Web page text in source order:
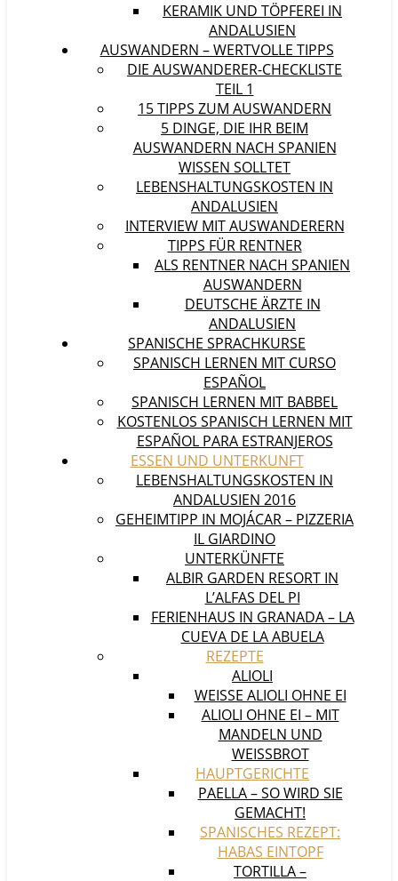
KERAMIK UND TÖPFEREI IN
ANDALUSIEN
AUSWANDERN – WERTVOLLE TIPPS
DIE AUSWANDERER-CHECKLISTE
TEIL 1
15 TIPPS ZUM AUSWANDERN
5 DINGE, DIE IHR BEIM
AUSWANDERN NACH SPANIEN
WISSEN SOLLTET
LEBENSHALTUNGSKOSTEN IN
ANDALUSIEN
INTERVIEW MIT AUSWANDERERN
TIPPS FÜR RENTNER
ALS RENTNER NACH SPANIEN
AUSWANDERN
DEUTSCHE ÄRZTE IN
ANDALUSIEN
SPANISCHE SPRACHKURSE
SPANISCH LERNEN MIT CURSO
ESPAÑOL
SPANISCH LERNEN MIT BABBEL
KOSTENLOS SPANISCH LERNEN MIT
ESPAÑOL PARA ESTRANJEROS
ESSEN UND UNTERKUNFT
LEBENSHALTUNGSKOSTEN IN
ANDALUSIEN 2016
GEHEIMTIPP IN MOJÁCAR – PIZZERIA
IL GIARDINO
UNTERKÜNFTE
ALBIR GARDEN RESORT IN
L’ALFAS DEL PI
FERIENHAUS IN GRANADA – LA
CUEVA DE LA ABUELA
REZEPTE
ALIOLI
WEISSE ALIOLI OHNE EI
ALIOLI OHNE EI – MIT
MANDELN UND
WEISSBROT
HAUPTGERICHTE
PAELLA – SO WIRD SIE
GEMACHT!
SPANISCHES REZEPT:
HABAS EINTOPF
TORTILLA –